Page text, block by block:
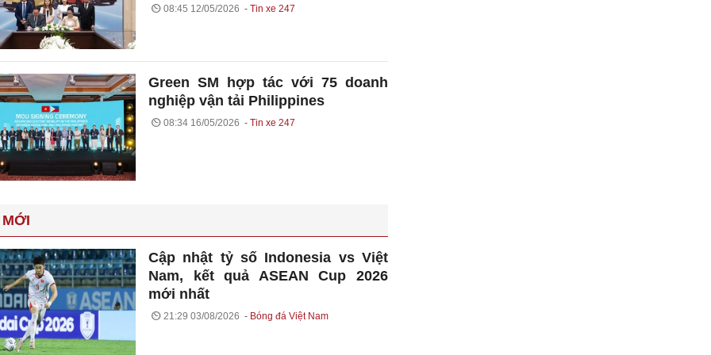
08:45 12/05/2026 Tin xe 247
Green SM hợp tác với 75 doanh
nghiệp vận tải Philippines
08:34 16/05/2026 Tin xe 247
Cập nhật tỷ số Indonesia vs Việt
Nam, kết quả ASEAN Cup 2026
mới nhất
21:29 03/08/2026 Bóng đá Việt Nam